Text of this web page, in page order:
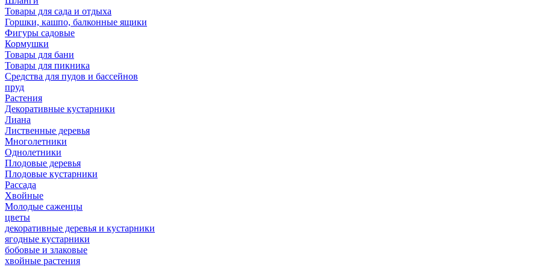
Товары для сада и отдыха
Горшки, кашпо, балконные ящики
Фигуры садовые
Кормушки
Товары для бани
Товары для пикника
Средства для пудов и бассейнов
пруд
Растения
Декоративные кустарники
Лиана
Лиственные деревья
Многолетники
Однолетники
Плодовые деревья
Плодовые кустарники
Рассада
Хвойные
Молодые саженцы
цветы
декоративные деревья и кустарники
ягодные кустарники
бобовые и злаковые
хвойные растения